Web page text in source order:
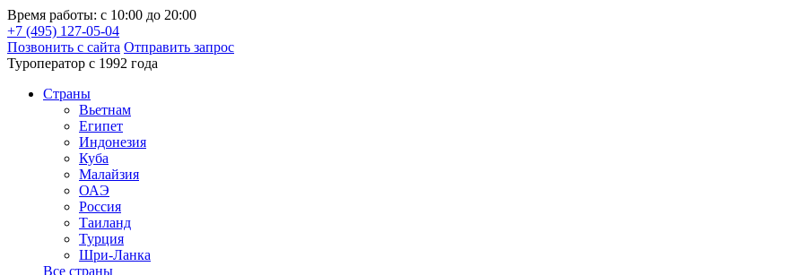
Время работы: с 10:00 до 20:00
+7 (495) 127-05-04
Позвонить с сайта Отправить запрос
Туроператор с 1992 года
Cтраны
Вьетнам
Египет
Индонезия
Куба
Малайзия
ОАЭ
Россия
Таиланд
Турция
Шри-Ланка
Все страны